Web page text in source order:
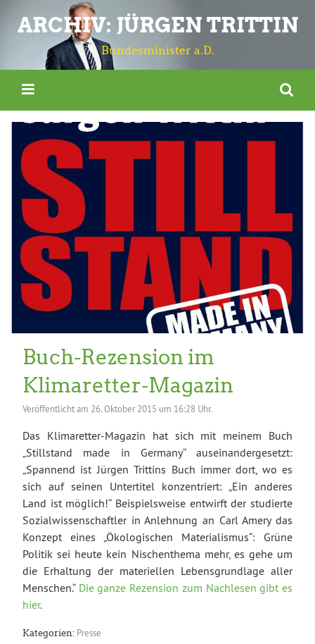
ARCHIV: JÜRGEN TRITTIN
Bundesminister a.D.
Buch-Rezension im
Klimaretter-Magazin
Veröffentlicht am 26. Oktober 2015 um 16:28 Uhr.
Das Klimaretter-Magazin hat sich mit meinem Buch
„Stillstand made in Germany“ auseinandergesetzt:
„Spannend ist Jürgen Trittins Buch immer dort, wo es
sich auf seinen Untertitel konzentriert: „Ein anderes
Land ist möglich!“ Beispielsweise entwirft der studierte
Sozialwissenschaftler in Anlehnung an Carl Amery das
Konzept eines „Ökologischen Materialismus“: Grüne
Politik sei heute kein Nischenthema mehr, es gehe um
die Erhaltung der materiellen Lebensgrundlage aller
Menschen.“ Die ganze Rezension zum Nachlesen gibt es
hier.
Kategorien: Presse